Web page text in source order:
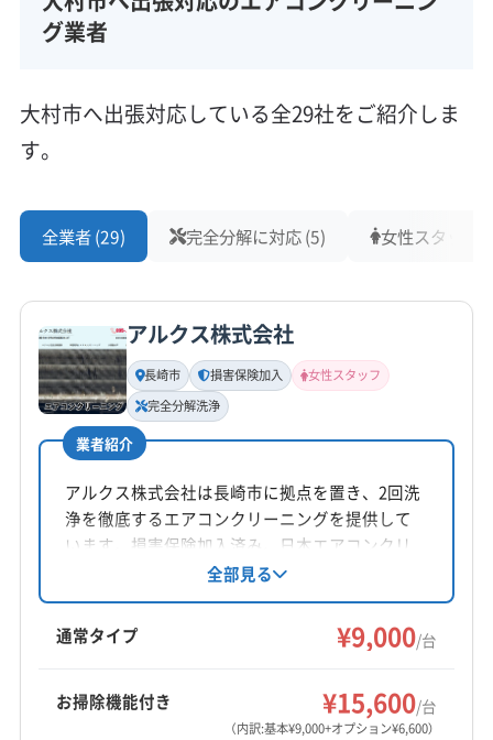
長崎県大村市
大村市 雲仙市 佐世保市 松浦市 西海市
長崎市
(佐賀県) 嬉野市
(佐賀県) 杵島郡江北町
(佐賀県) 杵島郡大町町
(佐賀県) 西松浦郡有田町
(佐賀県) 多久市
(佐賀県) 藤津郡太良町
(佐賀県) 武雄市
営業時間
定休日
年中無休
電話番号
非公開
公式HP
公式サイトなし
グ業者
大村市へ出張対応している全29社をご紹介しま
す。
全業者 (29) 完全分解に対応 (5) 女性スタッフ
アルクス株式会社
長崎市 損害保険加入
女性スタッフ
完全分解洗浄
業者紹介
アルクス株式会社は長崎市に拠点を置き、2回洗
浄を徹底するエアコンクリーニングを提供して
います。損害保険加入済み。日本エアコンクリ
ーニング協会推奨のエコ洗剤を使用し、子供や
ペットがいる家庭でも安心です。防虫キャップ
無料取り付けサービスもあります。丁寧な作業
を心がけ、柔軟な対応が魅力です。
全部見る
通常タイプ ¥9,000/台
お掃除機能付き ¥15,600/台
（内訳:基本¥9,000+オプション¥6,600）